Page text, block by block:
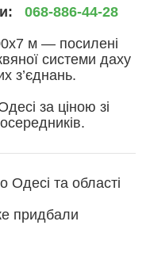
068-886-44-28
м — посилені
системи даху
з’єднань.
за ціною зі
Одесі та області
придбали